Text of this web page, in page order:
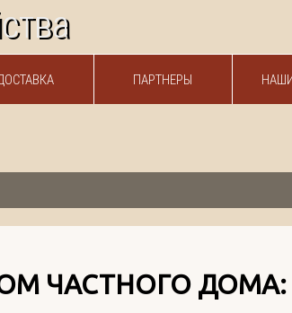
ПАРТНЕРЫ
ЧАСТНОГО ДОМА: